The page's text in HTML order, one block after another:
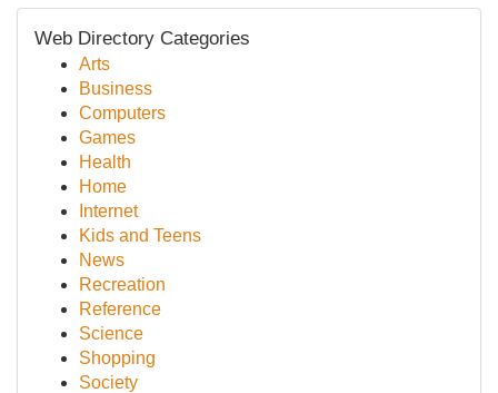
Web Directory Categories
Arts
Business
Computers
Games
Health
Home
Internet
Kids and Teens
News
Recreation
Reference
Science
Shopping
Society